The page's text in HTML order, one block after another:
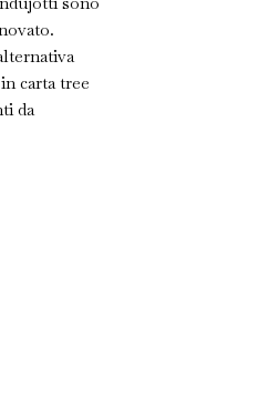
carta tree
da